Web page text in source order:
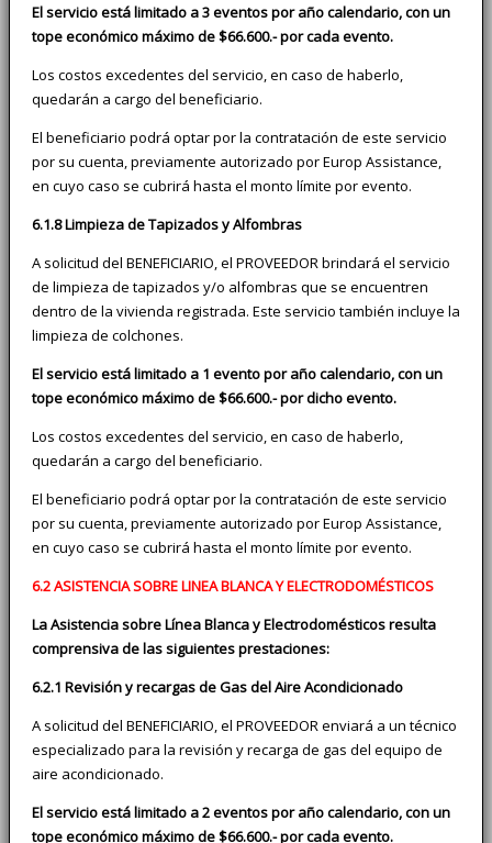
El servicio está limitado a 3 eventos por año calendario, con un
tope económico máximo de $66.600.- por cada evento.
Los costos excedentes del servicio, en caso de haberlo,
quedarán a cargo del beneficiario.
El beneficiario podrá optar por la contratación de este servicio
por su cuenta, previamente autorizado por Europ Assistance,
en cuyo caso se cubrirá hasta el monto límite por evento.
6.1.8 Limpieza de Tapizados y Alfombras
A solicitud del BENEFICIARIO, el PROVEEDOR brindará el servicio
de limpieza de tapizados y/o alfombras que se encuentren
dentro de la vivienda registrada. Este servicio también incluye la
limpieza de colchones.
El servicio está limitado a 1 evento por año calendario, con un
tope económico máximo de $66.600.- por dicho evento.
Los costos excedentes del servicio, en caso de haberlo,
quedarán a cargo del beneficiario.
El beneficiario podrá optar por la contratación de este servicio
por su cuenta, previamente autorizado por Europ Assistance,
en cuyo caso se cubrirá hasta el monto límite por evento.
6.2 ASISTENCIA SOBRE LINEA BLANCA Y ELECTRODOMÉSTICOS
La Asistencia sobre Línea Blanca y Electrodomésticos resulta
comprensiva de las siguientes prestaciones:
6.2.1 Revisión y recargas de Gas del Aire Acondicionado
A solicitud del BENEFICIARIO, el PROVEEDOR enviará a un técnico
especializado para la revisión y recarga de gas del equipo de
aire acondicionado.
El servicio está limitado a 2 eventos por año calendario, con un
tope económico máximo de $66.600.- por cada evento.